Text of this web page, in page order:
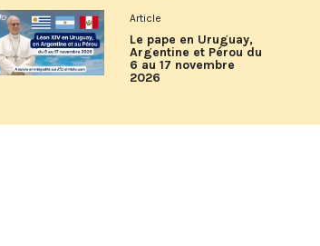
Article
Le pape en Uruguay,
Argentine et Pérou du
6 au 17 novembre
2026